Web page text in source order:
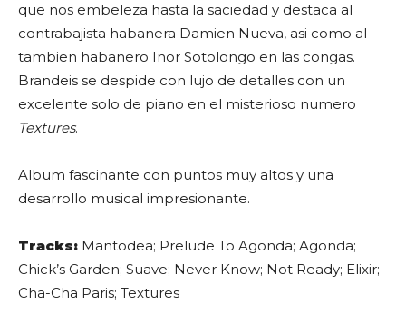
que nos embeleza hasta la saciedad y destaca al
contrabajista habanera Damien Nueva, asi como al
tambien habanero Inor Sotolongo en las congas.
Brandeis se despide con lujo de detalles con un
excelente solo de piano en el misterioso numero
Textures.
Album fascinante con puntos muy altos y una
desarrollo musical impresionante.
Tracks: Mantodea; Prelude To Agonda; Agonda;
Chick’s Garden; Suave; Never Know; Not Ready; Elixir;
Cha-Cha Paris; Textures